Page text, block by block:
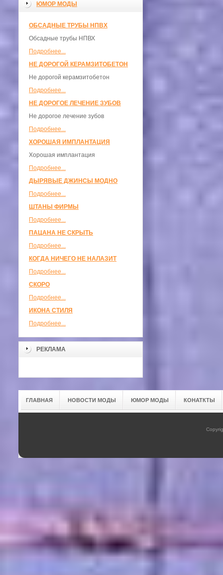
ЮМОР МОДЫ
ОБСАДНЫЕ ТРУБЫ НПВХ
Обсадные трубы НПВХ
Подробнее...
НЕ ДОРОГОЙ КЕРАМЗИТОБЕТОН
Не дорогой керамзитобетон
Подробнее...
НЕ ДОРОГОЕ ЛЕЧЕНИЕ ЗУБОВ
Не дорогое лечение зубов
Подробнее...
ХОРОШАЯ ИМПЛАНТАЦИЯ
Хорошая имплантация
Подробнее...
ДЫРЯВЫЕ ДЖИНСЫ МОДНО
Подробнее...
ШТАНЫ ФИРМЫ
Подробнее...
ПАЦАНА НЕ СКРЫТЬ
Подробнее...
КОГДА НИЧЕГО НЕ НАЛАЗИТ
Подробнее...
СКОРО
Подробнее...
ИКОНА СТИЛЯ
Подробнее...
РЕКЛАМА
ГЛАВНАЯ НОВОСТИ МОДЫ ЮМОР МОДЫ КОНАТКТЫ